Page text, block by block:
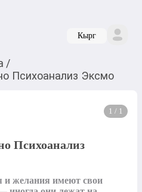
Кырг
/
Психоанализ Эксмо
1 / 1
Психоанализ
желания имеют свои